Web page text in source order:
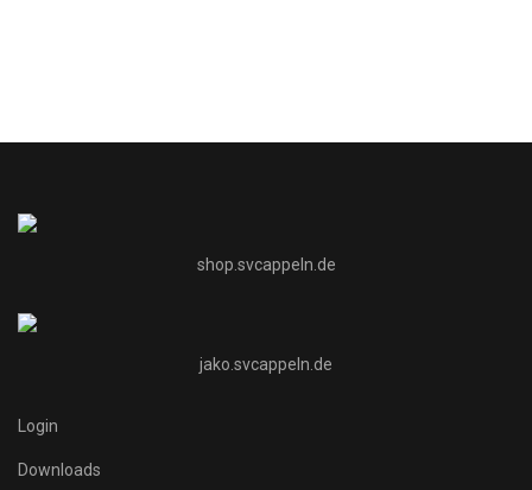
shop.svcappeln.de
jako.svcappeln.de
Login
Downloads